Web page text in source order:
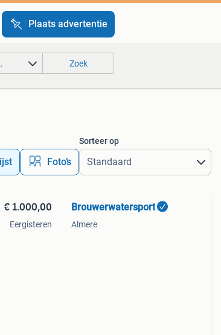
Plaats advertentie
Zoek
Foto’s
Sorteer op
€ 1.000,00
Eergisteren
Brouwerwatersport
Almere